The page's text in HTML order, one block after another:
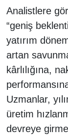
Analistlere
“geniş
yatırım
artan
kârlılığına,
Uzmanlar,
üretim
devreye